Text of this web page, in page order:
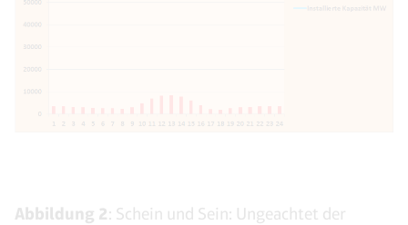
Abbildung 2: Schein und Sein: Ungeachtet der